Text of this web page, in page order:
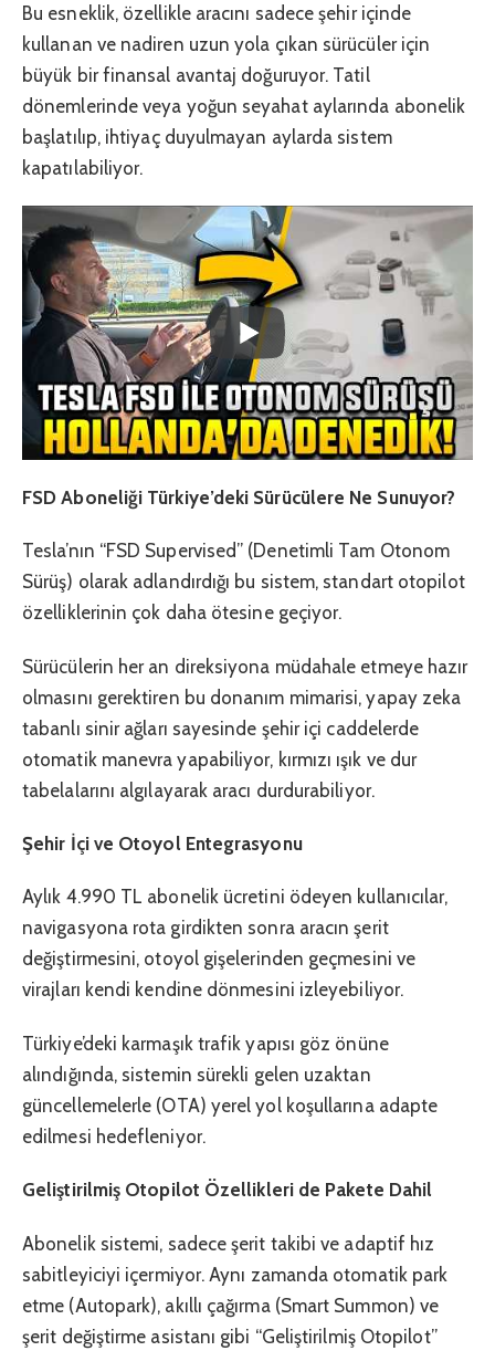
Bu esneklik, özellikle aracını sadece şehir içinde
kullanan ve nadiren uzun yola çıkan sürücüler için
büyük bir finansal avantaj doğuruyor. Tatil
dönemlerinde veya yoğun seyahat aylarında abonelik
başlatılıp, ihtiyaç duyulmayan aylarda sistem
kapatılabiliyor.
FSD Aboneliği Türkiye’deki Sürücülere Ne Sunuyor?
Tesla’nın “FSD Supervised” (Denetimli Tam Otonom
Sürüş) olarak adlandırdığı bu sistem, standart otopilot
özelliklerinin çok daha ötesine geçiyor.
Sürücülerin her an direksiyona müdahale etmeye hazır
olmasını gerektiren bu donanım mimarisi, yapay zeka
tabanlı sinir ağları sayesinde şehir içi caddelerde
otomatik manevra yapabiliyor, kırmızı ışık ve dur
tabelalarını algılayarak aracı durdurabiliyor.
Şehir İçi ve Otoyol Entegrasyonu
Aylık 4.990 TL abonelik ücretini ödeyen kullanıcılar,
navigasyona rota girdikten sonra aracın şerit
değiştirmesini, otoyol gişelerinden geçmesini ve
virajları kendi kendine dönmesini izleyebiliyor.
Türkiye’deki karmaşık trafik yapısı göz önüne
alındığında, sistemin sürekli gelen uzaktan
güncellemelerle (OTA) yerel yol koşullarına adapte
edilmesi hedefleniyor.
Geliştirilmiş Otopilot Özellikleri de Pakete Dahil
Abonelik sistemi, sadece şerit takibi ve adaptif hız
sabitleyiciyi içermiyor. Aynı zamanda otomatik park
etme (Autopark), akıllı çağırma (Smart Summon) ve
şerit değiştirme asistanı gibi “Geliştirilmiş Otopilot”